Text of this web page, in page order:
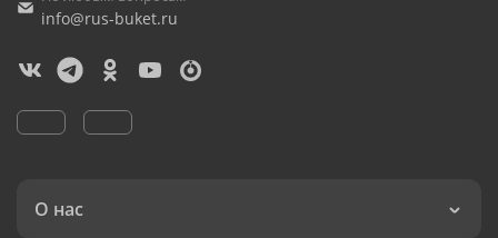
info@rus-buket.ru
О нас